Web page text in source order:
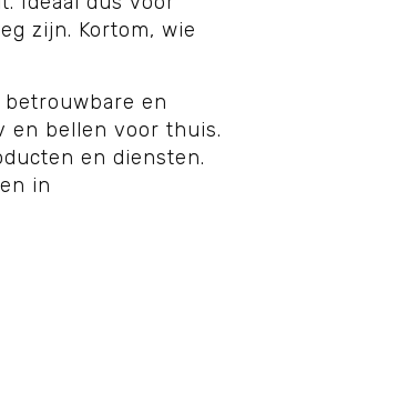
zijn. Kortom, wie
en
en bellen voor thuis.
en diensten.
in